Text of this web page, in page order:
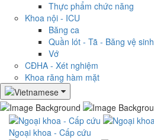
Thực phẩm chức năng
Khoa nội - ICU
Băng ca
Quần lót - Tã - Băng vệ sinh
Vớ
CĐHA - Xét nghiệm
Khoa răng hàm mặt
Ngoại khoa - Cấp cứu